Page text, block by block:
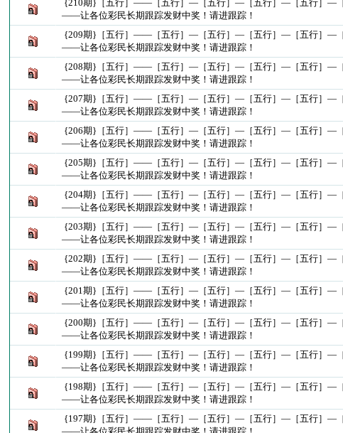
{210期}［五行］——［五行］—［五行］—［五行］—［五行］—［
——让各位彩民长期跟踪发财中奖！请进跟踪！
{209期}［五行］——［五行］—［五行］—［五行］—［五行］—［
——让各位彩民长期跟踪发财中奖！请进跟踪！
{208期}［五行］——［五行］—［五行］—［五行］—［五行］—［
——让各位彩民长期跟踪发财中奖！请进跟踪！
{207期}［五行］——［五行］—［五行］—［五行］—［五行］—［
——让各位彩民长期跟踪发财中奖！请进跟踪！
{206期}［五行］——［五行］—［五行］—［五行］—［五行］—［
——让各位彩民长期跟踪发财中奖！请进跟踪！
{205期}［五行］——［五行］—［五行］—［五行］—［五行］—［
——让各位彩民长期跟踪发财中奖！请进跟踪！
{204期}［五行］——［五行］—［五行］—［五行］—［五行］—［
——让各位彩民长期跟踪发财中奖！请进跟踪！
{203期}［五行］——［五行］—［五行］—［五行］—［五行］—［
——让各位彩民长期跟踪发财中奖！请进跟踪！
{202期}［五行］——［五行］—［五行］—［五行］—［五行］—［
——让各位彩民长期跟踪发财中奖！请进跟踪！
{201期}［五行］——［五行］—［五行］—［五行］—［五行］—［
——让各位彩民长期跟踪发财中奖！请进跟踪！
{200期}［五行］——［五行］—［五行］—［五行］—［五行］—［
——让各位彩民长期跟踪发财中奖！请进跟踪！
{199期}［五行］——［五行］—［五行］—［五行］—［五行］—［
——让各位彩民长期跟踪发财中奖！请进跟踪！
{198期}［五行］——［五行］—［五行］—［五行］—［五行］—［
——让各位彩民长期跟踪发财中奖！请进跟踪！
{197期}［五行］——［五行］—［五行］—［五行］—［五行］—［